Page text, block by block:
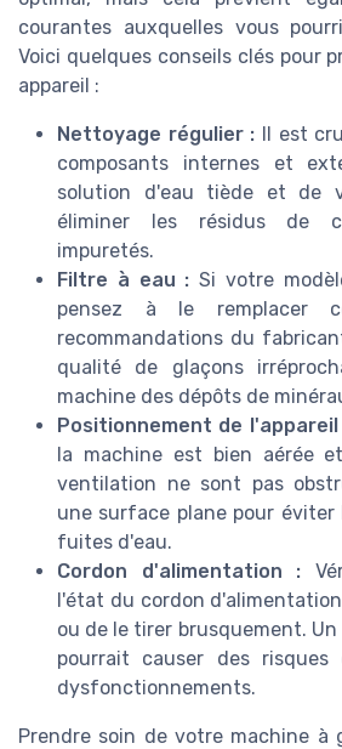
courantes auxquelles vous
Voici quelques conseils clés pour
appareil :
Nettoyage régulier : Il est
composants internes et
solution d'eau tiède et de
éliminer les résidus de
impuretés.
Filtre à eau : Si votre
pensez à le remplacer
recommandations du
qualité de glaçons
machine des dépôts de
Positionnement de l'appareil
la machine est bien aérée
ventilation ne sont pas
une surface plane pour éviter
fuites d'eau.
Cordon d'alimentation :
l'état du cordon
ou de le tirer brusquement.
pourrait causer des risques
dysfonctionnements.
Prendre soin de votre machine à